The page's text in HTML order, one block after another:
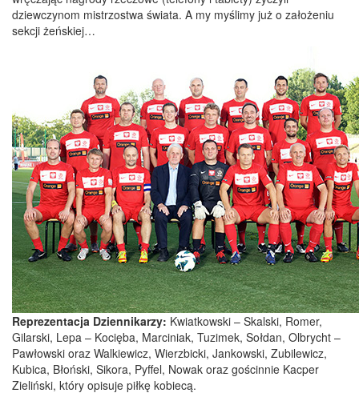
dziewczynom mistrzostwa świata. A my myślimy już o założeniu
sekcji żeńskiej…
Reprezentacja Dziennikarzy: Kwiatkowski – Skalski, Romer,
Gilarski, Lepa – Kocięba, Marciniak, Tuzimek, Sołdan, Olbrycht –
Pawłowski oraz Walkiewicz, Wierzbicki, Jankowski, Zubilewicz,
Kubica, Błoński, Sikora, Pyffel, Nowak oraz gościnnie Kacper
Zieliński, który opisuje piłkę kobiecą.